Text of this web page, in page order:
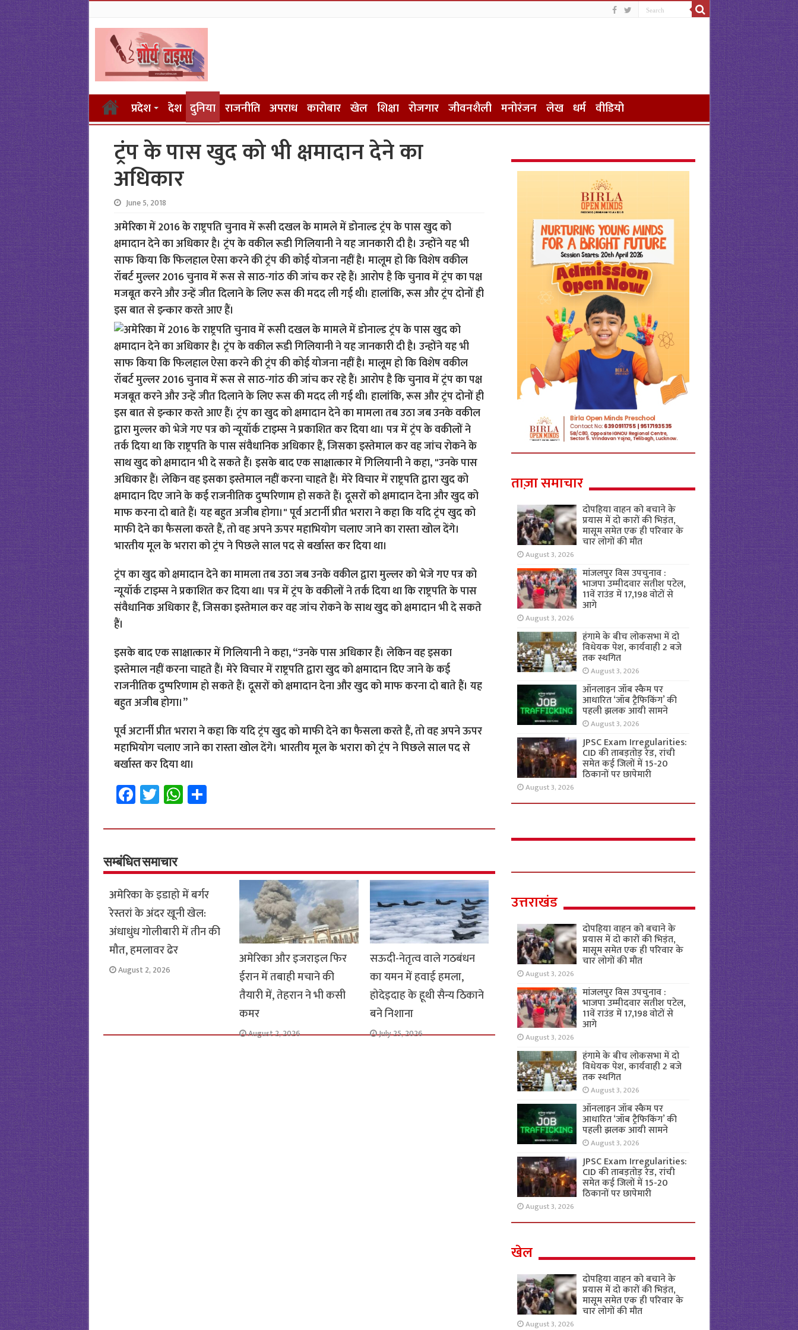
प्रदेश देश दुनिया राजनीति अपराध कारोबार खेल शिक्षा रोजगार जीवनशैली मनोरंजन लेख धर्म वीडियो
ट्रंप के पास खुद को भी क्षमादान देने का
अधिकार
June 5, 2018
अमेरिका में 2016 के राष्ट्रपति चुनाव में रूसी दखल के मामले में डोनाल्ड ट्रंप के पास खुद को
क्षमादान देने का अधिकार है। ट्रंप के वकील रूडी गिलियानी ने यह जानकारी दी है। उन्होंने यह भी
साफ किया कि फिलहाल ऐसा करने की ट्रंप की कोई योजना नहीं है। मालूम हो कि विशेष वकील
रॉबर्ट मुल्लर 2016 चुनाव में रूस से साठ-गांठ की जांच कर रहे हैं। आरोप है कि चुनाव में ट्रंप का पक्ष
मजबूत करने और उन्हें जीत दिलाने के लिए रूस की मदद ली गई थी। हालांकि, रूस और ट्रंप दोनों ही
इस बात से इन्कार करते आए हैं।
ट्रंप का खुद को क्षमादान देने का मामला तब उठा जब उनके वकील द्वारा मुल्लर को भेजे गए पत्र को
न्यूयॉर्क टाइम्स ने प्रकाशित कर दिया था। पत्र में ट्रंप के वकीलों ने तर्क दिया था कि राष्ट्रपति के पास
संवैधानिक अधिकार हैं, जिसका इस्तेमाल कर वह जांच रोकने के साथ खुद को क्षमादान भी दे सकते
हैं।
इसके बाद एक साक्षात्कार में गिलियानी ने कहा, “उनके पास अधिकार हैं। लेकिन वह इसका
इस्तेमाल नहीं करना चाहते हैं। मेरे विचार में राष्ट्रपति द्वारा खुद को क्षमादान दिए जाने के कई
राजनीतिक दुष्परिणाम हो सकते हैं। दूसरों को क्षमादान देना और खुद को माफ करना दो बाते हैं। यह
बहुत अजीब होगा।”
पूर्व अटार्नी प्रीत भरारा ने कहा कि यदि ट्रंप खुद को माफी देने का फैसला करते हैं, तो वह अपने ऊपर
महाभियोग चलाए जाने का रास्ता खोल देंगे। भारतीय मूल के भरारा को ट्रंप ने पिछले साल पद से
बर्खास्त कर दिया था।
Fa
ce
b
o
o
k
T
wi
tt
er
W
h
at
p
p
S
h
ar
सम्बंधित समाचार
अमेरिका के इडाहो में बर्गर
रेस्तरां के अंदर खूनी खेल:
अंधाधुंध गोलीबारी में तीन की
मौत, हमलावर ढेर
August 2, 2026
अमेरिका और इजराइल फिर
ईरान में तबाही मचाने की
तैयारी में, तेहरान ने भी कसी
कमर
August 2, 2026
सऊदी-नेतृत्व वाले गठबंधन
का यमन में हवाई हमला,
होदेइदाह के हूथी सैन्य ठिकाने
बने निशाना
July 25, 2026
ताज़ा समाचार
दोपहिया वाहन को बचाने के
प्रयास में दो कारों की भिड़ंत,
मासूम समेत एक ही परिवार के
चार लोगों की मौत
August 3, 2026
मांजलपुर विस उपचुनाव :
भाजपा उम्मीदवार सतीश पटेल,
11वें राउंड में 17,198 वोटों से
आगे
August 3, 2026
हंगामे के बीच लोकसभा में दो
विधेयक पेश, कार्यवाही 2 बजे
तक स्थगित
August 3, 2026
ऑनलाइन जॉब स्कैम पर
आधारित ‘जॉब ट्रैफिकिंग’ की
पहली झलक आयी सामने
August 3, 2026
JPSC Exam Irregularities:
CID की ताबड़तोड़ रेड, रांची
समेत कई जिलों में 15-20
ठिकानों पर छापेमारी
August 3, 2026
उत्तराखंड
दोपहिया वाहन को बचाने के
प्रयास में दो कारों की भिड़ंत,
मासूम समेत एक ही परिवार के
चार लोगों की मौत
August 3, 2026
मांजलपुर विस उपचुनाव :
भाजपा उम्मीदवार सतीश पटेल,
11वें राउंड में 17,198 वोटों से
आगे
August 3, 2026
हंगामे के बीच लोकसभा में दो
विधेयक पेश, कार्यवाही 2 बजे
तक स्थगित
August 3, 2026
ऑनलाइन जॉब स्कैम पर
आधारित ‘जॉब ट्रैफिकिंग’ की
पहली झलक आयी सामने
August 3, 2026
JPSC Exam Irregularities:
CID की ताबड़तोड़ रेड, रांची
समेत कई जिलों में 15-20
ठिकानों पर छापेमारी
August 3, 2026
खेल
दोपहिया वाहन को बचाने के
प्रयास में दो कारों की भिड़ंत,
मासूम समेत एक ही परिवार के
चार लोगों की मौत
August 3, 2026